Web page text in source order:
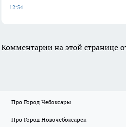
12:54
Комментарии на этой странице
Про Город Чебоксары
Про Город Новочебоксарск